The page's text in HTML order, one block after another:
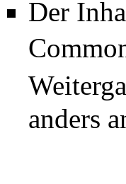
Der
anders